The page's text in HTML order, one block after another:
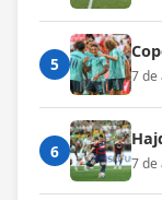
5
7 de
6
7 de